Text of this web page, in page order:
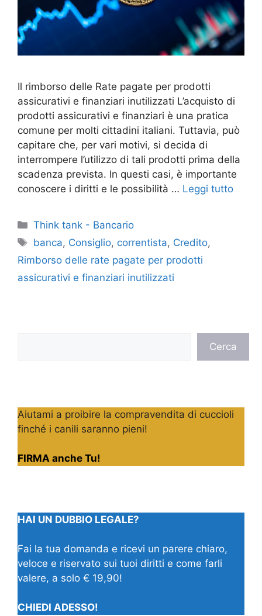
Il rimborso delle Rate pagate per prodotti
assicurativi e finanziari inutilizzati L’acquisto di
prodotti assicurativi e finanziari è una pratica
comune per molti cittadini italiani. Tuttavia, può
capitare che, per vari motivi, si decida di
interrompere l’utilizzo di tali prodotti prima della
scadenza prevista. In questi casi, è importante
conoscere i diritti e le possibilità … Leggi tutto
Categorie
Think tank - Bancario
Tag
banca, Consiglio, correntista, Credito,
Rimborso delle rate pagate per prodotti
assicurativi e finanziari inutilizzati
Cerca
Aiutami a proibire la compravendita di cuccioli
finché i canili saranno pieni!
FIRMA anche Tu!
HAI UN DUBBIO LEGALE?
Fai la tua domanda e ricevi un parere chiaro,
veloce e riservato sui tuoi diritti e come farli
valere, a solo € 19,90!
CHIEDI ADESSO!